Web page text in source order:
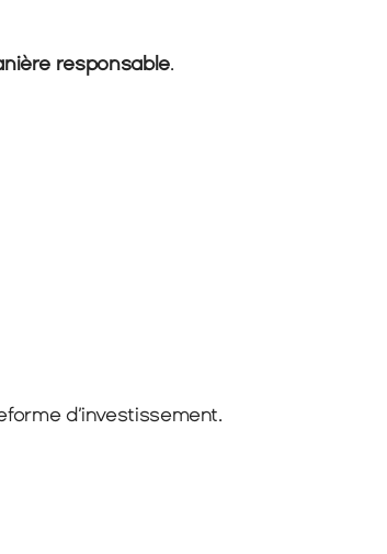
responsable.
d’investissement.